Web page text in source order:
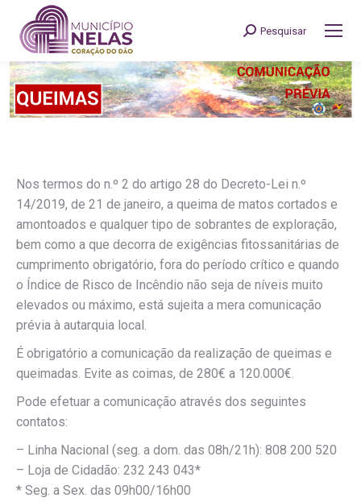
Search:
Pesquisar
Nos termos do n.º 2 do artigo 28 do Decreto-Lei n.º
14/2019, de 21 de janeiro, a queima de matos cortados e
amontoados e qualquer tipo de sobrantes de exploração,
bem como a que decorra de exigências fitossanitárias de
cumprimento obrigatório, fora do período crítico e quando
o Índice de Risco de Incêndio não seja de níveis muito
elevados ou máximo, está sujeita a mera comunicação
prévia à autarquia local.
É obrigatório a comunicação da realização de queimas e
queimadas. Evite as coimas, de 280€ a 120.000€.
Pode efetuar a comunicação através dos seguintes
contatos:
– Linha Nacional (seg. a dom. das 08h/21h): 808 200 520
– Loja de Cidadão: 232 243 043*
* Seg. a Sex. das 09h00/16h00